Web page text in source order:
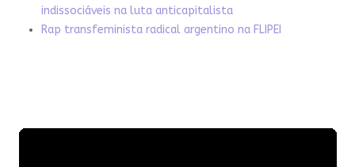
indissociáveis na luta anticapitalista
Rap transfeminista radical argentino na FLIPEI